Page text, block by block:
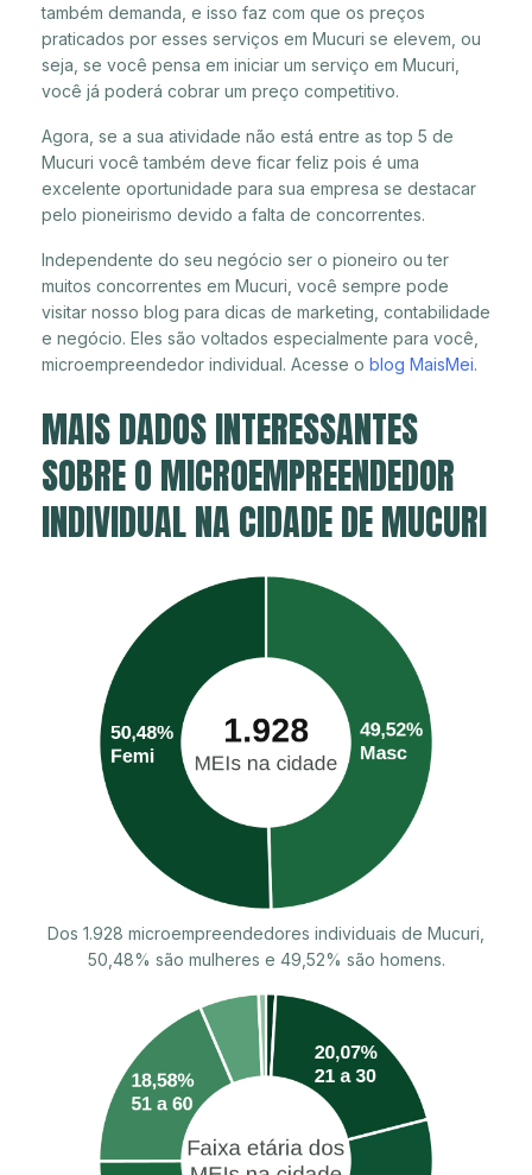
também demanda, e isso faz com que os preços
praticados por esses serviços em Mucuri se elevem, ou
seja, se você pensa em iniciar um serviço em Mucuri,
você já poderá cobrar um preço competitivo.
Agora, se a sua atividade não está entre as top 5 de
Mucuri você também deve ficar feliz pois é uma
excelente oportunidade para sua empresa se destacar
pelo pioneirismo devido a falta de concorrentes.
Independente do seu negócio ser o pioneiro ou ter
muitos concorrentes em Mucuri, você sempre pode
visitar nosso blog para dicas de marketing, contabilidade
e negócio. Eles são voltados especialmente para você,
microempreendedor individual. Acesse o blog MaisMei.
MAIS DADOS INTERESSANTES
SOBRE O MICROEMPREENDEDOR
INDIVIDUAL NA CIDADE DE MUCURI
Dos 1.928 microempreendedores individuais de Mucuri,
50,48% são mulheres e 49,52% são homens.